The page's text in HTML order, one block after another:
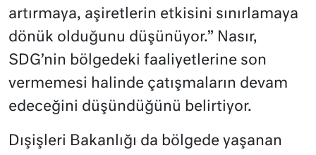
artırmaya, aşiretlerin etkisini sınırlamaya
dönük olduğunu düşünüyor.” Nasır,
SDG’nin bölgedeki faaliyetlerine son
vermemesi halinde çatışmaların devam
edeceğini düşündüğünü belirtiyor.
Dışişleri Bakanlığı da bölgede yaşanan